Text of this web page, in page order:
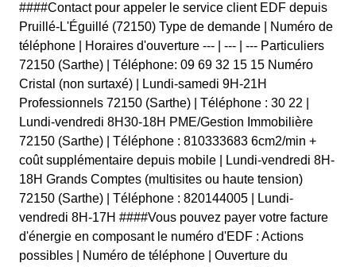
####Contact pour appeler le service client EDF depuis
Pruillé-L'Éguillé (72150) Type de demande | Numéro de
téléphone | Horaires d'ouverture --- | --- | --- Particuliers
72150 (Sarthe) | Téléphone: 09 69 32 15 15 Numéro
Cristal (non surtaxé) | Lundi-samedi 9H-21H
Professionnels 72150 (Sarthe) | Téléphone : 30 22 |
Lundi-vendredi 8H30-18H PME/Gestion Immobilière
72150 (Sarthe) | Téléphone : 810333683 6cm2/min +
coût supplémentaire depuis mobile | Lundi-vendredi 8H-
18H Grands Comptes (multisites ou haute tension)
72150 (Sarthe) | Téléphone : 820144005 | Lundi-
vendredi 8H-17H ####Vous pouvez payer votre facture
d'énergie en composant le numéro d'EDF : Actions
possibles | Numéro de téléphone | Ouverture du